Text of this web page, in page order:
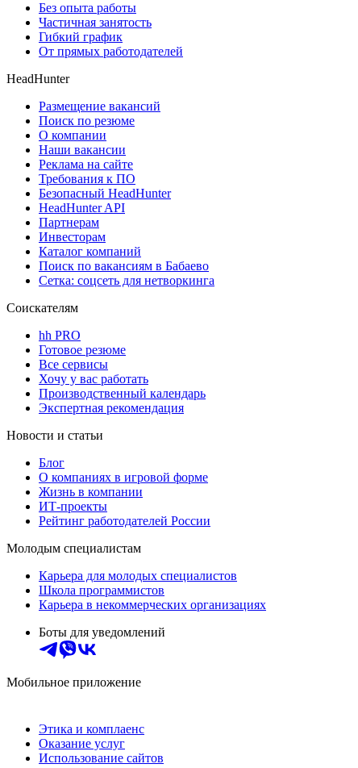
Без опыта работы
Частичная занятость
Гибкий график
От прямых работодателей
HeadHunter
Размещение вакансий
Поиск по резюме
О компании
Наши вакансии
Реклама на сайте
Требования к ПО
Безопасный HeadHunter
HeadHunter API
Партнерам
Инвесторам
Каталог компаний
Поиск по вакансиям в Бабаево
Сетка: соцсеть для нетворкинга
Соискателям
hh PRO
Готовое резюме
Все сервисы
Хочу у вас работать
Производственный календарь
Экспертная рекомендация
Новости и статьи
Блог
О компаниях в игровой форме
Жизнь в компании
ИТ-проекты
Рейтинг работодателей России
Молодым специалистам
Карьера для молодых специалистов
Школа программистов
Карьера в некоммерческих организациях
Боты для уведомлений
Мобильное приложение
Этика и комплаенс
Оказание услуг
Использование сайтов